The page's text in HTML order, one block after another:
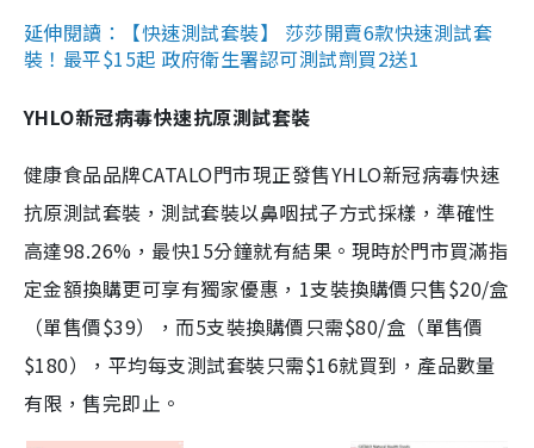
延伸閱讀：【快速測試套裝】 莎莎開賣6款快速測試套
裝！最平$15起 政府衛生署認可測試劑買2送1
YHLO新冠病毒快速抗原測試套裝
健康食品品牌CATALO門市現正發售YHLO新冠病毒快速
抗原測試套裝，測試套裝以鼻咽拭子方式採樣，準確性
高達98.26%，最快15分鐘就有結果。現時於門市買滿指
定金額換購更可享有獨家優惠，1支裝換購價只售$20/盒
（單售價$39），而5支裝換購價只需$80/盒（單售價
$180），平均每支測試套裝只需$16就買到，產品數量
有限，售完即止。